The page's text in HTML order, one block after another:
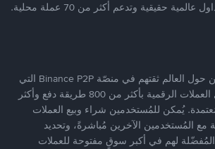
يضع ملايين المُستخدمين حول العالم ثقتهم في منصّة Binance P2P التي
توفّر منصّة آمنة لتداول العملات الرقمية بأكثر من 800 طريقة دفع وأكثر
مُعتمدة. يُمكن للمُستخدمين شراء وبيع العملات
مع المُستخدمين الآخرين مُباشرةً، وتحديد
لهم في أكبر سوقٍ مفتوحة للعملات